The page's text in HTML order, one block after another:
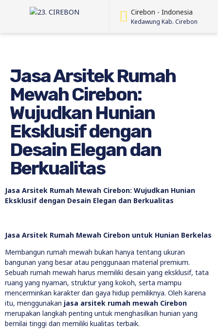
Cirebon - Indonesia
Kedawung Kab. Cirebon
Jasa Arsitek Rumah
Mewah Cirebon:
Wujudkan Hunian
Eksklusif dengan
Desain Elegan dan
Berkualitas
Jasa Arsitek Rumah Mewah Cirebon: Wujudkan Hunian
Eksklusif dengan Desain Elegan dan Berkualitas
Jasa Arsitek Rumah Mewah Cirebon untuk Hunian Berkelas
Membangun rumah mewah bukan hanya tentang ukuran
bangunan yang besar atau penggunaan material premium.
Sebuah rumah mewah harus memiliki desain yang eksklusif, tata
ruang yang nyaman, struktur yang kokoh, serta mampu
mencerminkan karakter dan gaya hidup pemiliknya. Oleh karena
itu, menggunakan jasa arsitek rumah mewah Cirebon
merupakan langkah penting untuk menghasilkan hunian yang
bernilai tinggi dan memiliki kualitas terbaik.